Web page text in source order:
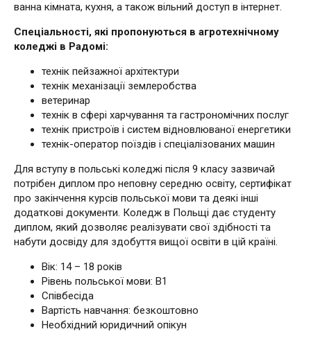
ванна кімната, кухня, а також вільний доступ в інтернет.
Спеціальності, які пропонуються в агротехнічному
коледжі в Радомі:
технік пейзажної архітектури
технік механізації землеробства
ветеринар
технік в сфері харчування та гастрономічних послуг
технік пристроїв і систем відновлюваної енергетики
технік-оператор поїздів і спеціалізованих машин
Для вступу в польські коледжі після 9 класу зазвичай
потрібен диплом про неповну середню освіту, сертифікат
про закінчення курсів польської мови та деякі інші
додаткові документи. Коледж в Польщі дає студенту
диплом, який дозволяє реалізувати свої здібності та
набути досвіду для здобуття вищої освіти в цій країні.
Вік: 14 – 18 років
Рівень польської мови: В1
Співбесіда
Вартість навчання: безкоштовно
Необхідний юридичний опікун